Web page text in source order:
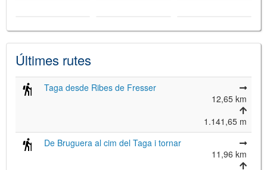
Últimes rutes
Taga desde Ribes de Fresser
12,65 km
1.141,65 m
De Bruguera al cim del Taga i tornar
11,96 km